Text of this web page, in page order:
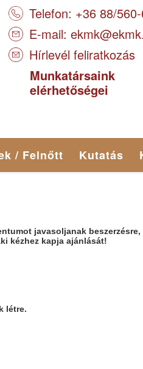
Telefon: +36 88/
E-mail:
Hírlevél feliratkozás
Munkatársaink
elérhetőségei
/ Felnőtt Kutatás
javasoljanak beszerzésre,
kézhez kapja ajánlását!
létre.